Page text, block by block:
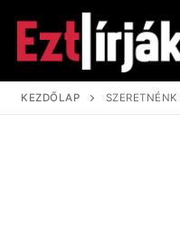
tartalomra
KEZDŐLAP